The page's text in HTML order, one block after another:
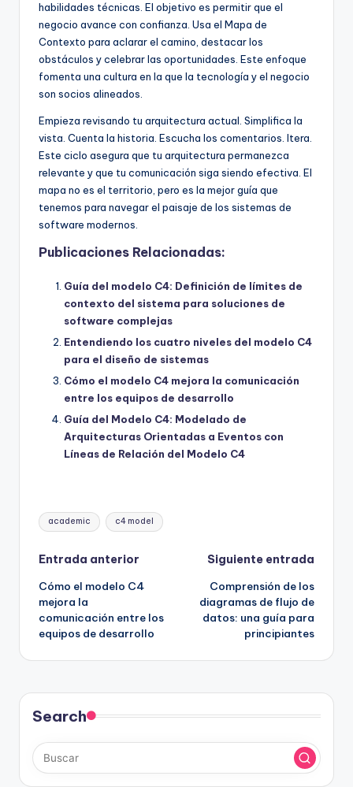
habilidades técnicas. El objetivo es permitir que el
negocio avance con confianza. Usa el Mapa de
Contexto para aclarar el camino, destacar los
obstáculos y celebrar las oportunidades. Este enfoque
fomenta una cultura en la que la tecnología y el negocio
son socios alineados.
Empieza revisando tu arquitectura actual. Simplifica la
vista. Cuenta la historia. Escucha los comentarios. Itera.
Este ciclo asegura que tu arquitectura permanezca
relevante y que tu comunicación siga siendo efectiva. El
mapa no es el territorio, pero es la mejor guía que
tenemos para navegar el paisaje de los sistemas de
software modernos.
Publicaciones Relacionadas:
Guía del modelo C4: Definición de límites de
contexto del sistema para soluciones de
software complejas
Entendiendo los cuatro niveles del modelo C4
para el diseño de sistemas
Cómo el modelo C4 mejora la comunicación
entre los equipos de desarrollo
Guía del Modelo C4: Modelado de
Arquitecturas Orientadas a Eventos con
Líneas de Relación del Modelo C4
Etiquetas:
academic c4 model
Navegación
de
entradas
Entrada anterior
Cómo el modelo C4
mejora la
comunicación entre los
equipos de desarrollo
Siguiente entrada
Comprensión de los
diagramas de flujo de
datos: una guía para
principiantes
Search